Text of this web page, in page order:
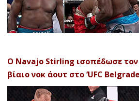
Ο Navajo Stirling ισοπέδωσε τον
βίαιο νοκ άουτ στο ‘UFC